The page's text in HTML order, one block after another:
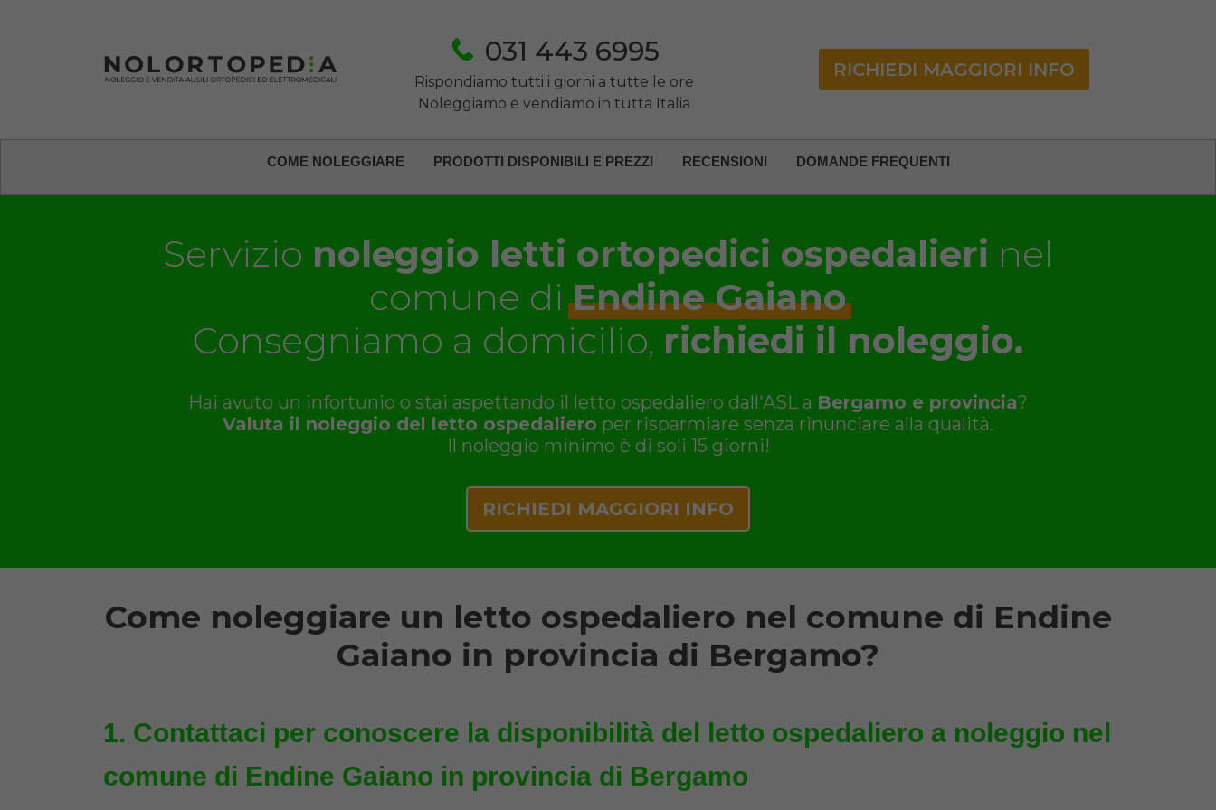
031 443 6995
Rispondiamo tutti i giorni a tutte le ore
Noleggiamo e vendiamo in tutta Italia
RICHIEDI MAGGIORI INFO
COME NOLEGGIARE PRODOTTI DISPONIBILI E PREZZI RECENSIONI DOMANDE FREQUENTI
Servizio noleggio letti ortopedici ospedalieri nel
comune diEndine Gaiano
Consegniamo a domicilio, richiedi il noleggio.
Hai avuto un infortunio o stai aspettando il letto ospedaliero dall'ASL a Bergamo e provincia?
Valuta il noleggio del letto ospedaliero per risparmiare senza rinunciare alla qualità.
Il noleggio minimo è di soli 15 giorni!
RICHIEDI MAGGIORI INFO
Come noleggiare un letto ospedaliero nel comune di Endine
Gaiano in provincia di Bergamo?
Contattaci per conoscere la disponibilità del letto ospedaliero a noleggio nel
comune di Endine Gaiano in provincia di Bergamo